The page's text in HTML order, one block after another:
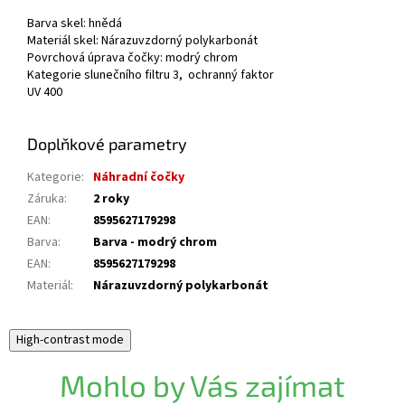
Barva skel: hnědá
Materiál skel: Nárazuvzdorný polykarbonát
Povrchová úprava čočky: modrý chrom
Kategorie slunečního filtru 3, ochranný faktor
UV 400
Doplňkové parametry
Kategorie: Náhradní čočky
Záruka:
2 roky
EAN:
8595627179298
Barva:
Barva - modrý chrom
EAN:
8595627179298
Materiál: Nárazuvzdorný polykarbonát
High-contrast mode
Mohlo by Vás zajímat